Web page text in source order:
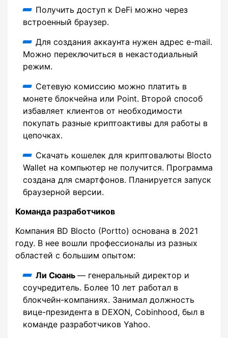
Получить доступ к DeFi можно через
встроенный браузер.
Для создания аккаунта нужен адрес e-mail.
Можно переключиться в некастодиальный
режим.
Сетевую комиссию можно платить в
монете блокчейна или Point. Второй способ
избавляет клиентов от необходимости
покупать разные криптоактивы для работы в
цепочках.
Скачать кошелек для криптовалюты Blocto
Wallet на компьютер не получится. Программа
создана для смартфонов. Планируется запуск
браузерной версии.
Команда разработчиков
Компания BD Blocto (Portto) основана в 2021
году. В нее вошли профессионалы из разных
областей с большим опытом:
Ли Сюань — генеральный директор и
соучредитель. Более 10 лет работал в
блокчейн-компаниях. Занимал должность
вице-президента в DEXON, Cobinhood, был в
команде разработчиков Yahoo.